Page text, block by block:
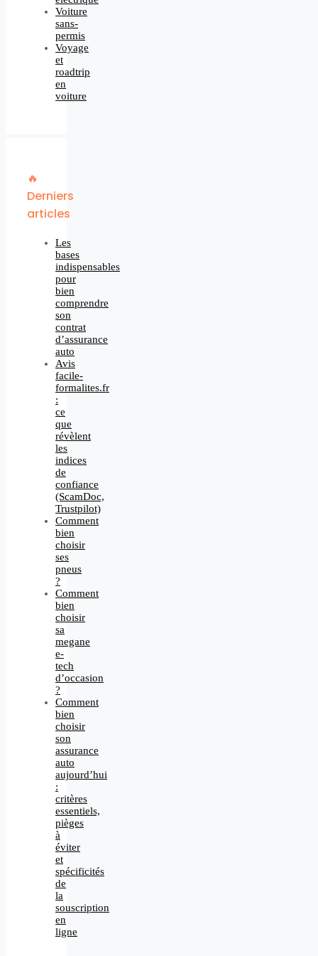
Voiture
sans-
permis
Voyage
et
roadtrip
en
voiture
🔥
Derniers
articles
Les
bases
indispensables
pour
bien
comprendre
son
contrat
d’assurance
auto
Avis
facile-
formalites.fr
:
ce
que
révèlent
les
indices
de
confiance
(ScamDoc,
Trustpilot)
Comment
bien
choisir
ses
pneus
?
Comment
bien
choisir
sa
megane
e-
tech
d’occasion
?
Comment
bien
choisir
son
assurance
auto
aujourd’hui
:
critères
essentiels,
pièges
à
éviter
et
spécificités
de
la
souscription
en
ligne